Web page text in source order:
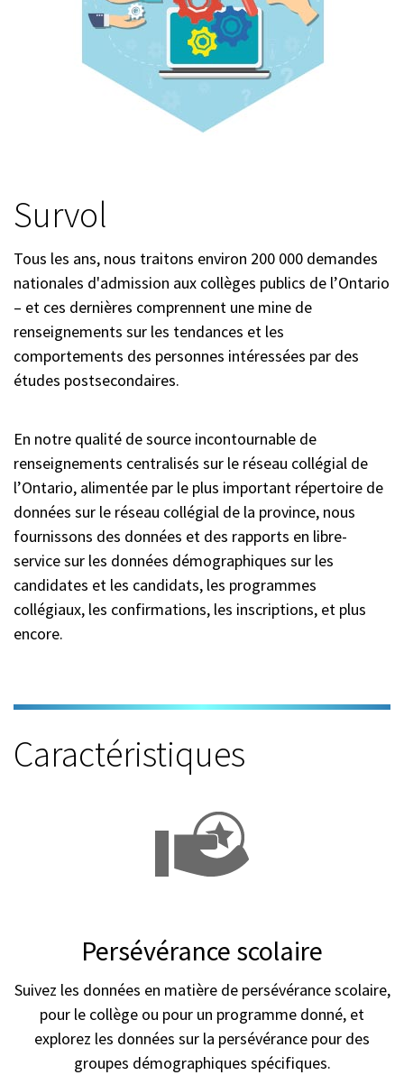
Survol
Tous les ans, nous traitons environ 200 000 demandes
nationales d'admission aux collèges publics de l’Ontario
– et ces dernières comprennent une mine de
renseignements sur les tendances et les
comportements des personnes intéressées par des
études postsecondaires.
En notre qualité de source incontournable de
renseignements centralisés sur le réseau collégial de
l’Ontario, alimentée par le plus important répertoire de
données sur le réseau collégial de la province, nous
fournissons des données et des rapports en libre-
service sur les données démographiques sur les
candidates et les candidats, les programmes
collégiaux, les confirmations, les inscriptions, et plus
encore.
Caractéristiques
Persévérance scolaire
Suivez les données en matière de persévérance scolaire,
pour le collège ou pour un programme donné, et
explorez les données sur la persévérance pour des
groupes démographiques spécifiques.